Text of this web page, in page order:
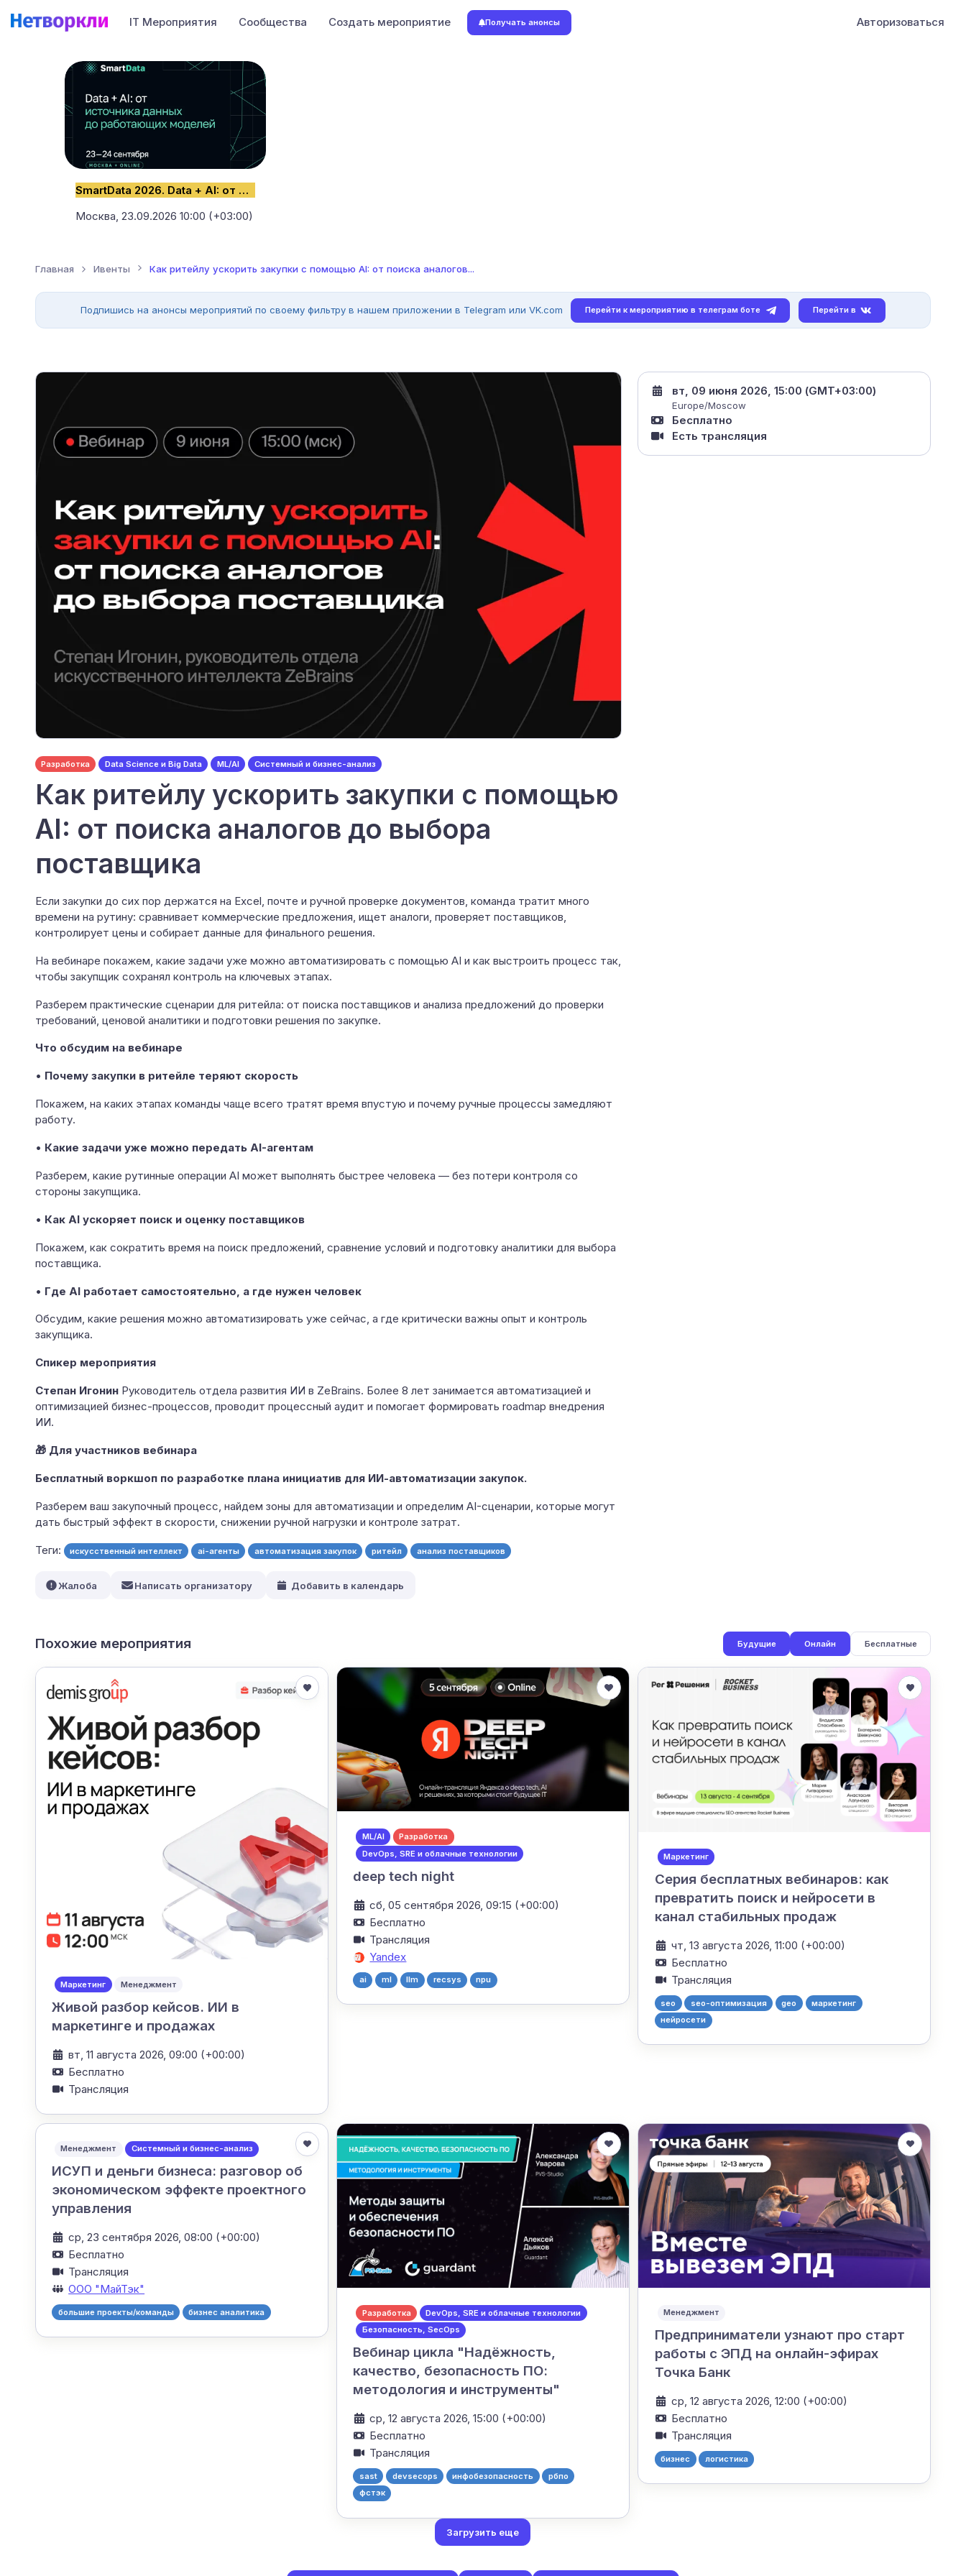
IT Мероприятия Сообщества Создать мероприятие Получать анонсы Авторизоваться
SmartData 2026. Data + AI: от источника данных до работающих моделей
Москва, 23.09.2026 10:00 (+03:00)
Главная Ивенты Как ритейлу ускорить закупки с помощью AI: от поиска аналогов...
Подпишись на анонсы мероприятий по своему фильтру в нашем приложении в Telegram или VK.com Перейти к мероприятию в телеграм боте Перейти в
Разработка Data Science и Big Data ML/AI Системный и бизнес-анализ
Как ритейлу ускорить закупки с помощью
AI: от поиска аналогов до выбора
поставщика
Если закупки до сих пор держатся на Excel, почте и ручной проверке документов, команда тратит много
времени на рутину: сравнивает коммерческие предложения, ищет аналоги, проверяет поставщиков,
контролирует цены и собирает данные для финального решения.
На вебинаре покажем, какие задачи уже можно автоматизировать с помощью AI и как выстроить процесс так,
чтобы закупщик сохранял контроль на ключевых этапах.
Разберем практические сценарии для ритейла: от поиска поставщиков и анализа предложений до проверки
требований, ценовой аналитики и подготовки решения по закупке.
Что обсудим на вебинаре
• Почему закупки в ритейле теряют скорость
Покажем, на каких этапах команды чаще всего тратят время впустую и почему ручные процессы замедляют
работу.
• Какие задачи уже можно передать AI-агентам
Разберем, какие рутинные операции AI может выполнять быстрее человека — без потери контроля со
стороны закупщика.
• Как AI ускоряет поиск и оценку поставщиков
Покажем, как сократить время на поиск предложений, сравнение условий и подготовку аналитики для выбора
поставщика.
• Где AI работает самостоятельно, а где нужен человек
Обсудим, какие решения можно автоматизировать уже сейчас, а где критически важны опыт и контроль
закупщика.
Спикер мероприятия
Степан ИгонинРуководитель отдела развития ИИ в ZeBrains. Более 8 лет занимается автоматизацией и
оптимизацией бизнес-процессов, проводит процессный аудит и помогает формировать roadmap внедрения
ИИ.
🎁 Для участников вебинара
Бесплатный воркшоп по разработке плана инициатив для ИИ-автоматизации закупок.
Разберем ваш закупочный процесс, найдем зоны для автоматизации и определим AI-сценарии, которые могут
дать быстрый эффект в скорости, снижении ручной нагрузки и контроле затрат.
Теги: искусственный интеллект ai-агенты автоматизация закупок ритейл анализ поставщиков
вт, 09 июня 2026, 15:00 (GMT+03:00)
Europe/Moscow
Бесплатно
Есть трансляция
Жалоба Написать организатору Добавить в календарь
Похожие мероприятия Будущие Онлайн Бесплатные
Маркетинг Менеджмент
Живой разбор кейсов. ИИ в
маркетинге и продажах
вт, 11 августа 2026, 09:00 (+00:00)
Бесплатно
Трансляция
ML/AI
Разработка
DevOps, SRE и облачные технологии
deep tech night
сб, 05 сентября 2026, 09:15 (+00:00)
Бесплатно
Трансляция
Yandex
ai ml llm recsys npu
Маркетинг
Серия бесплатных вебинаров: как
превратить поиск и нейросети в
канал стабильных продаж
чт, 13 августа 2026, 11:00 (+00:00)
Бесплатно
Трансляция
seo seo-оптимизация geo
маркетинг
нейросети
Менеджмент Системный и бизнес-анализ
ИСУП и деньги бизнеса: разговор об
экономическом эффекте проектного
управления
ср, 23 сентября 2026, 08:00 (+00:00)
Бесплатно
Трансляция
ООО "МайТэк"
большие проекты/команды бизнес аналитика Разработка
DevOps, SRE и облачные технологии
Безопасность, SecOps
Вебинар цикла "Надёжность,
качество, безопасность ПО:
методология и инструменты"
ср, 12 августа 2026, 15:00 (+00:00)
Бесплатно
Трансляция
sast devsecops инфобезопасность
рбпо
фстэк
Менеджмент
Предприниматели узнают про старт
работы с ЭПД на онлайн-эфирах
Точка Банк
ср, 12 августа 2026, 12:00 (+00:00)
Бесплатно
Трансляция
бизнес логистика
Загрузить еще